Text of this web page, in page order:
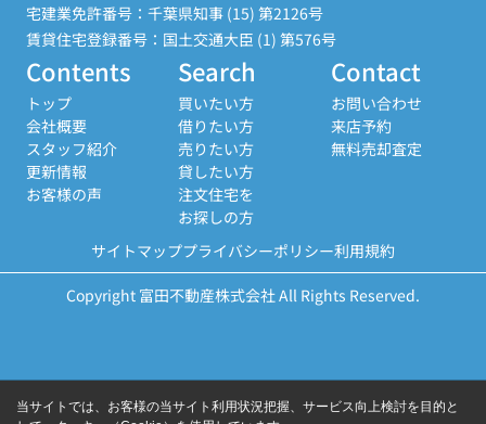
宅建業免許番号：千葉県知事 (15) 第2126号
賃貸住宅登録番号：国土交通大臣 (1) 第576号
Contents
トップ
会社概要
スタッフ紹介
更新情報
お客様の声
Search
買いたい方
借りたい方
売りたい方
貸したい方
注文住宅を
お探しの方
Contact
お問い合わせ
来店予約
無料売却査定
サイトマッププライバシーポリシー利用規約
Copyright 富田不動産株式会社 All Rights Reserved.
当サイトでは、お客様の当サイト利用状況把握、サービス向上検討を目的と